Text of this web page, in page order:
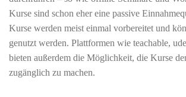
Kurse sind schon eher eine passive
Kurse werden meist einmal vorbereitet und
genutzt werden. Plattformen wie teachable,
bieten außerdem die Möglichkeit, die Kurse
zugänglich zu machen.